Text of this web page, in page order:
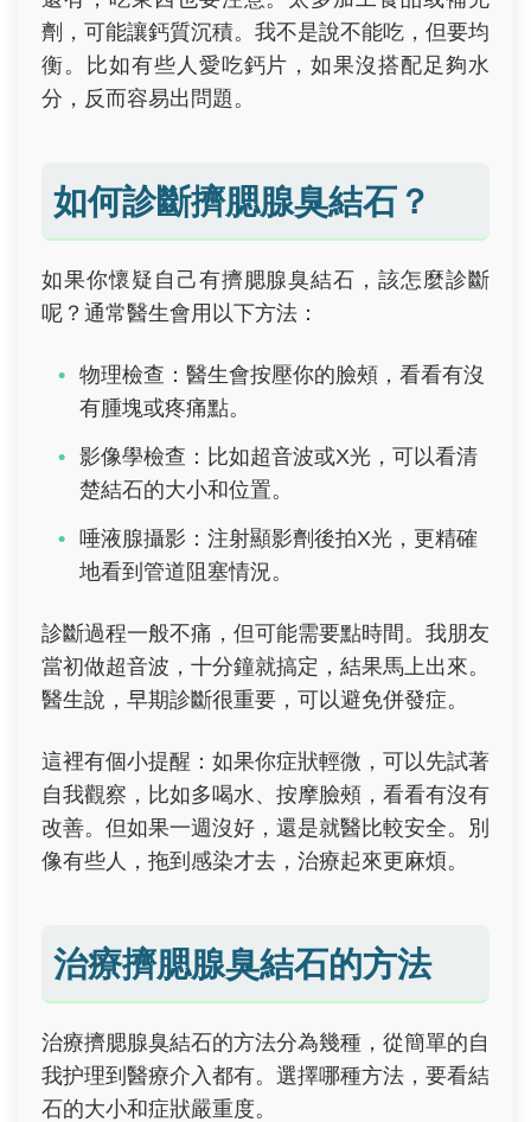
劑，可能讓鈣質沉積。我不是說不能吃，但要均
衡。比如有些人愛吃鈣片，如果沒搭配足夠水
分，反而容易出問題。
如何診斷擠腮腺臭結石？
如果你懷疑自己有擠腮腺臭結石，該怎麼診斷
呢？通常醫生會用以下方法：
物理檢查：醫生會按壓你的臉頰，看看有沒
有腫塊或疼痛點。
影像學檢查：比如超音波或X光，可以看清
楚結石的大小和位置。
唾液腺攝影：注射顯影劑後拍X光，更精確
地看到管道阻塞情況。
診斷過程一般不痛，但可能需要點時間。我朋友
當初做超音波，十分鐘就搞定，結果馬上出來。
醫生說，早期診斷很重要，可以避免併發症。
這裡有個小提醒：如果你症狀輕微，可以先試著
自我觀察，比如多喝水、按摩臉頰，看看有沒有
改善。但如果一週沒好，還是就醫比較安全。別
像有些人，拖到感染才去，治療起來更麻煩。
治療擠腮腺臭結石的方法
治療擠腮腺臭結石的方法分為幾種，從簡單的自
我护理到醫療介入都有。選擇哪種方法，要看結
石的大小和症狀嚴重度。